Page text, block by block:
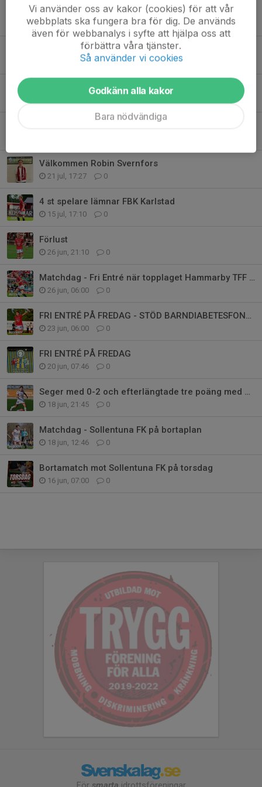
Förlust med 0-2
1 aug, 23:14 0
Matchdag - Assyriska FF på hemmaplan
1 aug, 08:37 0
FBK Karlstad värvar in tre stycken nyförvärv
Välkommen Robin Svernfors
21 jul, 17:27 0
4 st spelare lämnar FBK Karlstad
15 jul, 17:10 0
Förlust
26 jun, 21:10 0
Matchdag - Fri Entré när topplaget Hammarby TFF gästar
26 jun, 06:00 0
FRI ENTRÉ PÅ FREDAG - STÖD BARNDIABETESFONDEN
23 jun, 06:00 0
FRI ENTRÉ PÅ FREDAG
20 jun, 07:46 0
Seger med 0-2 och efterlängtade tre poäng med hem till Karlstad
18 jun, 21:45 0
Matchdag - Sollentuna FK på bortaplan
18 jun, 12:46 0
Bortamatch mot Sollentuna FK på torsdag
16 jun, 07:00 0
Vi använder oss av kakor (cookies) för att vår
webbplats ska fungera bra för dig. De används
även för webbanalys i syfte att hjälpa oss att
förbättra våra tjänster.
Så använder vi cookies
Godkänn alla kakor
Bara nödvändiga